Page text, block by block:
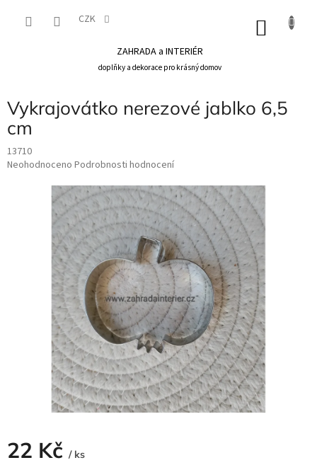
CZK
ZAHRADA a INTERIÉR
doplňky a dekorace pro krásný domov
Vykrajovátko nerezové jablko 6,5
cm
13710
Průměrné
hvězdiček.
Neohodnoceno Podrobnosti hodnocení
22 Kč / ks